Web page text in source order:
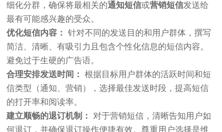
细化分群，确保将最相关的通知短信或营销短信发送给
最有可能感兴趣的受众。
优化短信内容：
针对不同的发送目的和用户群体，撰写
简洁、清晰、有吸引力且包含个性化信息的短信内容。
避免过于生硬的广告语。
合理安排发送时间：
根据目标用户群体的活跃时间和短
信类型（通知、营销），选择最佳发送时段，提高短信
的打开率和阅读率。
建立顺畅的退订机制：
对于营销短信，清晰告知用户如
何退订，并确保退订操作便捷有效。尊重用户选择是维